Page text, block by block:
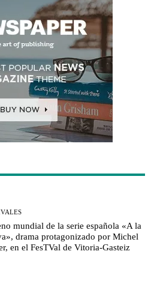
mundial de la serie española «A la
drama protagonizado por Michel
en el FesTVal de Vitoria-Gasteiz